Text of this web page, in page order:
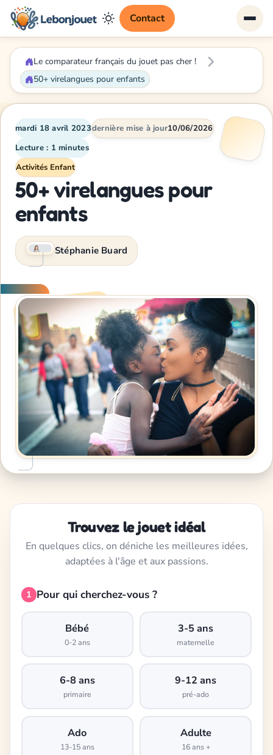
Contact
Le comparateur français du jouet pas cher !
50+ virelangues pour enfants
mardi 18 avril 2023dernière mise à jour10/06/2026
Lecture : 1 minutes
Activités Enfant
50+ virelangues pour
enfants
Stéphanie Buard
Trouvez le jouet idéal
En quelques clics, on déniche les meilleures idées,
adaptées à l'âge et aux passions.
1 Pour qui cherchez-vous ?
Bébé
0-2 ans
3-5 ans
maternelle
6-8 ans
primaire
9-12 ans
pré-ado
Ado
13-15 ans
Adulte
16 ans +